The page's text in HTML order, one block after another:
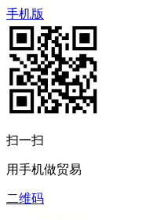
手机版
扫一扫
用手机做贸易
二维码